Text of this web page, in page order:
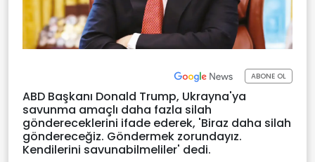
ABONE OL
ABD Başkanı Donald Trump, Ukrayna'ya
savunma amaçlı daha fazla silah
göndereceklerini ifade ederek, 'Biraz daha silah
göndereceğiz. Göndermek zorundayız.
Kendilerini savunabilmeliler' dedi.